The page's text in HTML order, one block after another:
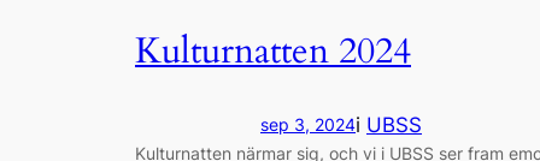
Kulturnatten 2024
sep 3, 2024i UBSS
Kulturnatten närmar sig, och vi i UBSS ser fram